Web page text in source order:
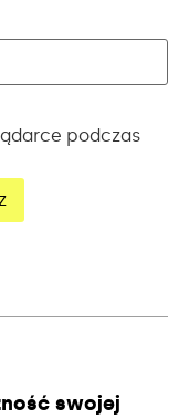
podczas
swojej